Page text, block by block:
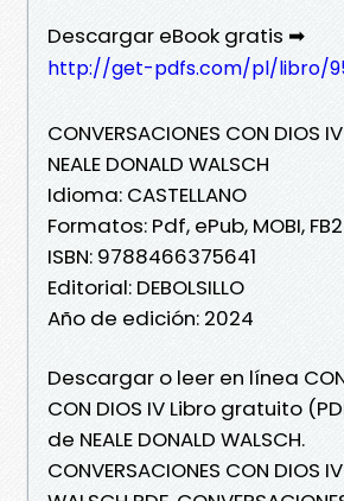
Descargar eBook gratis ➡
http://get-pdfs.com/pl/libro/
CONVERSACIONES CON DIOS IV
NEALE DONALD WALSCH
Idioma: CASTELLANO
Formatos: Pdf, ePub, MOBI, FB2
ISBN: 9788466375641
Editorial: DEBOLSILLO
Año de edición: 2024
Descargar o leer en línea
CON DIOS IV Libro gratuito
de NEALE DONALD WALSCH.
CONVERSACIONES CON DIOS